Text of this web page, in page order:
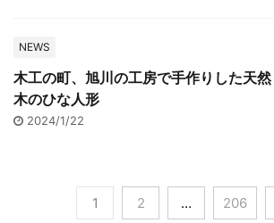
NEWS
木工の町、旭川の工房で手作りした天然
木のひな人形
2024/1/22
1 2 … 206